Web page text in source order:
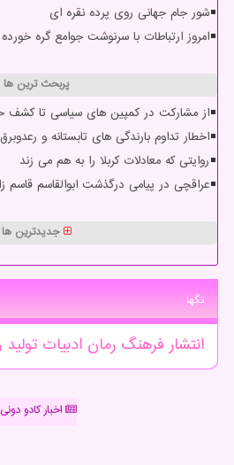
شور جام جهانی روی پرده نقره ای
امروز ارتباطات با سرنوشت جوامع گره
پربحث ترین ها
از مشارکت در کمپین های سیاسی تا کشف
اخطار تداوم بارندگی های تابستانه و رعدوبرق در 4 استان تا
روایتی که معادلات کربلا را به هم می زند
عراقچی در پیامی درگذشت ابوالقاسم
جدیدترین ها
تگها
انتشار فرهنگ رمان ادبیات تولید
اخبار کادو دونی